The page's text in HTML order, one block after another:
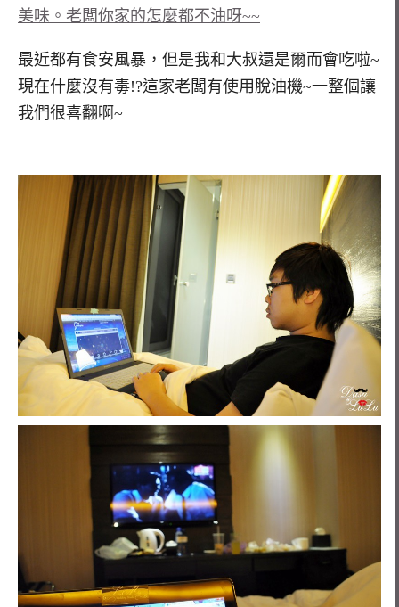
美味。老闆你家的怎麼都不油呀~~
最近都有食安風暴，但是我和大叔還是爾而會吃啦~
現在什麼沒有毒!?這家老闆有使用脫油機~一整個讓
我們很喜翻啊~